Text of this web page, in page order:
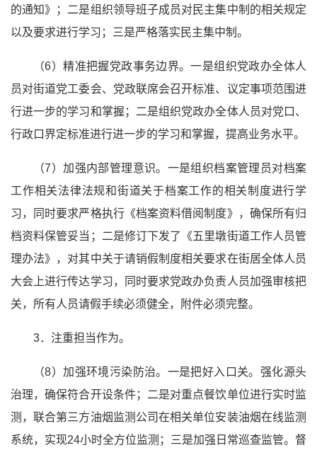
的通知》；二是组织领导班子成员对民主集中制的相关规定
以及要求进行学习；三是严格落实民主集中制。
（6）精准把握党政事务边界。一是组织党政办全体人
员对街道党工委会、党政联席会召开标准、议定事项范围进
行进一步的学习和掌握；二是组织党政办全体人员对党口、
行政口界定标准进行进一步的学习和掌握，提高业务水平。
（7）加强内部管理意识。一是组织档案管理员对档案
工作相关法律法规和街道关于档案工作的相关制度进行学
习，同时要求严格执行《档案资料借阅制度》，确保所有归
档资料保管妥当；二是修订下发了《五里墩街道工作人员管
理办法》，对其中关于请销假制度相关要求在街居全体人员
大会上进行传达学习，同时要求党政办负责人员加强审核把
关，所有人员请假手续必须健全，附件必须完整。
3．注重担当作为。
（8）加强环境污染防治。一是把好入口关。强化源头
治理，确保符合开设条件；二是对重点餐饮单位进行实时监
测，联合第三方油烟监测公司在相关单位安装油烟在线监测
系统，实现24小时全方位监测；三是加强日常巡查监管。督